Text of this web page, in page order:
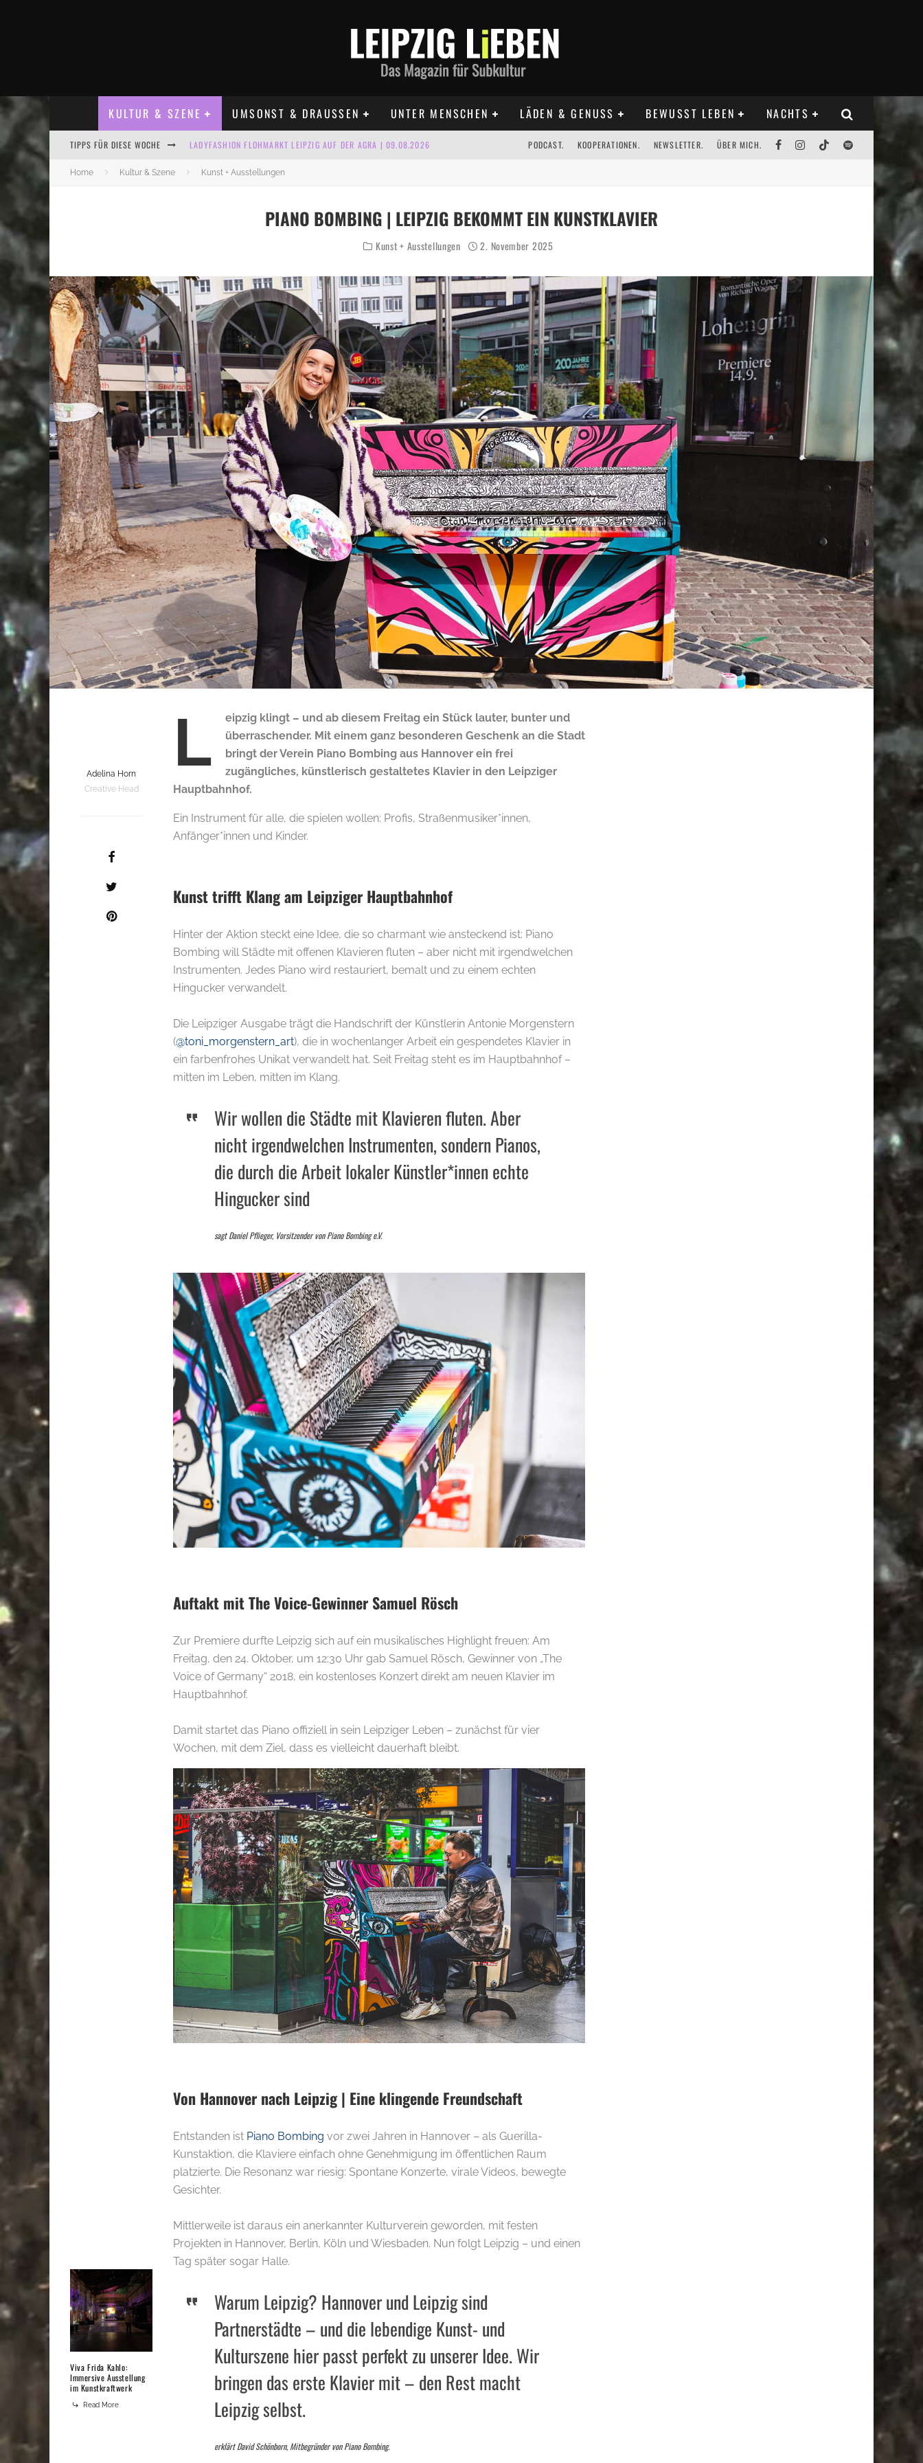
KULTUR & SZENE UMSONST & DRAUSSEN UNTER MENSCHEN LÄDEN & GENUSS BEWUSST LEBEN NACHTS
TIPPS FÜR DIESE WOCHE LADYFASHION FLOHMARKT LEIPZIG AUF DER AGRA | 09.08.2026
HOSENSCHEISSER FLOHMARKT LEIPZIG | 09.08.2026
ALLE FLOHMARKT LEIPZIG AUGUST TERMINE 2026
ALLE FLOHMARKT & TRÖDELMARKT TERMINE LEIPZIG 2026
PODCAST. KOOPERATIONEN. NEWSLETTER. ÜBER MICH.
Home Kultur & Szene Kunst + Ausstellungen
PIANO BOMBING | LEIPZIG BEKOMMT EIN KUNSTKLAVIER
Kunst + Ausstellungen 2. November 2025
Adelina Horn
Creative Head
Viva Frida Kahlo:
Immersive Ausstellung
im Kunstkraftwerk
Read More
L
eipzig klingt – und ab diesem Freitag ein Stück lauter, bunter und
überraschender. Mit einem ganz besonderen Geschenk an die Stadt
bringt der Verein Piano Bombing aus Hannover ein frei
zugängliches, künstlerisch gestaltetes Klavier in den Leipziger
Hauptbahnhof.
Ein Instrument für alle, die spielen wollen: Profis, Straßenmusiker*innen,
Anfänger*innen und Kinder.
Kunst trifft Klang am Leipziger Hauptbahnhof
Hinter der Aktion steckt eine Idee, die so charmant wie ansteckend ist: Piano
Bombing will Städte mit offenen Klavieren fluten – aber nicht mit irgendwelchen
Instrumenten. Jedes Piano wird restauriert, bemalt und zu einem echten
Hingucker verwandelt.
Die Leipziger Ausgabe trägt die Handschrift der Künstlerin Antonie Morgenstern
(@toni_morgenstern_art), die in wochenlanger Arbeit ein gespendetes Klavier in
ein farbenfrohes Unikat verwandelt hat. Seit Freitag steht es im Hauptbahnhof –
mitten im Leben, mitten im Klang.
Wir wollen die Städte mit Klavieren fluten. Aber
nicht irgendwelchen Instrumenten, sondern Pianos,
die durch die Arbeit lokaler Künstler*innen echte
Hingucker sind
sagt Daniel Pflieger, Vorsitzender von Piano Bombing e.V.
Auftakt mit The Voice-Gewinner Samuel Rösch
Zur Premiere durfte Leipzig sich auf ein musikalisches Highlight freuen: Am
Freitag, den 24. Oktober, um 12:30 Uhr gab Samuel Rösch, Gewinner von „The
Voice of Germany“ 2018, ein kostenloses Konzert direkt am neuen Klavier im
Hauptbahnhof.
Damit startet das Piano offiziell in sein Leipziger Leben – zunächst für vier
Wochen, mit dem Ziel, dass es vielleicht dauerhaft bleibt.
Von Hannover nach Leipzig | Eine klingende Freundschaft
Entstanden ist Piano Bombing vor zwei Jahren in Hannover – als Guerilla-
Kunstaktion, die Klaviere einfach ohne Genehmigung im öffentlichen Raum
platzierte. Die Resonanz war riesig: Spontane Konzerte, virale Videos, bewegte
Gesichter.
Mittlerweile ist daraus ein anerkannter Kulturverein geworden, mit festen
Projekten in Hannover, Berlin, Köln und Wiesbaden. Nun folgt Leipzig – und einen
Tag später sogar Halle.
Warum Leipzig? Hannover und Leipzig sind
Partnerstädte – und die lebendige Kunst- und
Kulturszene hier passt perfekt zu unserer Idee. Wir
bringen das erste Klavier mit – den Rest macht
Leipzig selbst.
erklärt David Schönborn, Mitbegründer von Piano Bombing.